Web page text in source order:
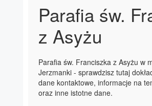
Parafia św.
z Asyżu
Parafia św. Franciszka z Asyżu w
Jerzmanki - sprawdzisz tutaj
dane kontaktowe, informacje na
oraz inne istotne dane.